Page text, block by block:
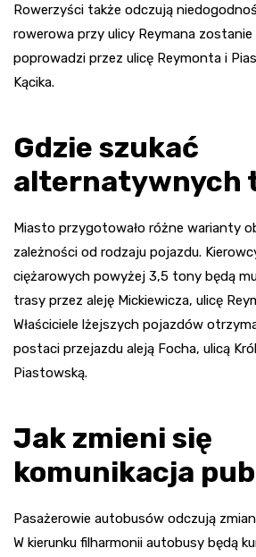
Rowerzyści także odczują
rowerowa przy ulicy Reymana
poprowadzi przez ulicę Reymonta i
Kącika.
Gdzie szukać
alternatywnych
Miasto przygotowało różne warianty
zależności od rodzaju pojazdu.
ciężarowych powyżej 3,5 tony będą
trasy przez aleję Mickiewicza, ulicę
Właściciele lżejszych pojazdów
postaci przejazdu aleją Focha, ulicą
Piastowską.
Jak zmieni się
komunikacja
Pasażerowie autobusów odczują
W kierunku filharmonii autobusy będą